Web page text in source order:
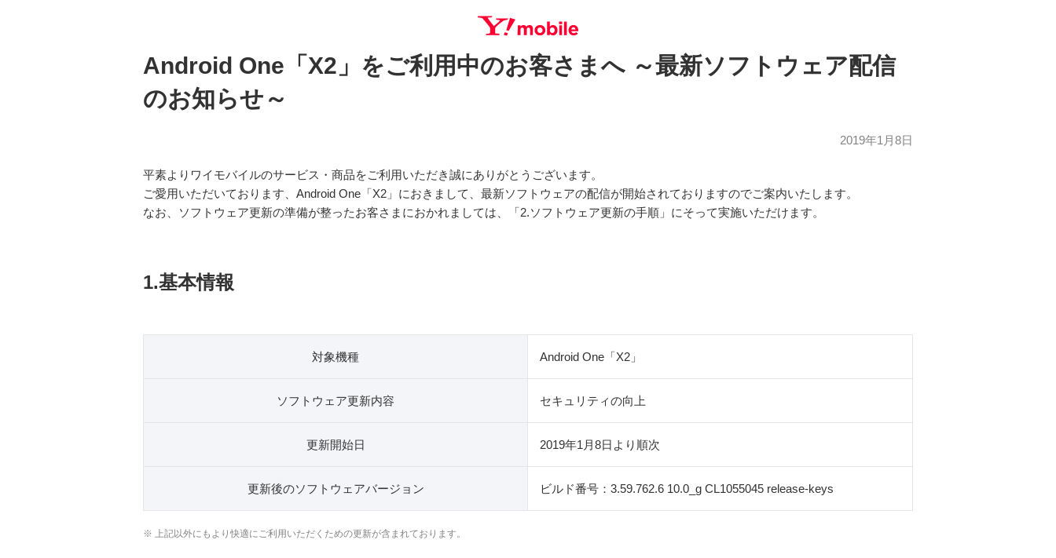
SEARCH
Android One「X2」をご利用中のお客さまへ ～最新ソフトウェア配信
のお知らせ～
2019年1月8日
平素よりワイモバイルのサービス・商品をご利用いただき誠にありがとうございます。
ご愛用いただいております、Android One「X2」におきまして、最新ソフトウェアの配信が開始されておりますのでご案内いたします。
なお、ソフトウェア更新の準備が整ったお客さまにおかれましては、「2.ソフトウェア更新の手順」にそって実施いただけます。
1.基本情報
対象機種 Android One「X2」
ソフトウェア更新内容 セキュリティの向上
更新開始日 2019年1月8日より順次
更新後のソフトウェアバージョン ビルド番号：3.59.762.6 10.0_g CL1055045 release-keys
※ 上記以外にもより快適にご利用いただくための更新が含まれております。